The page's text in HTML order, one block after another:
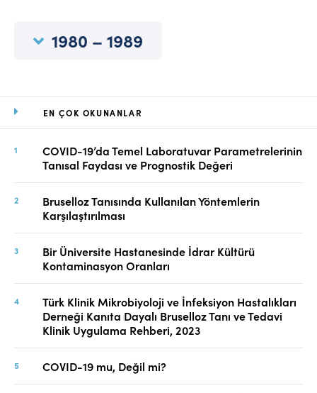
EN ÇOK OKUNANLAR
COVID-19’da Temel Laboratuvar Parametrelerinin
Tanısal Faydası ve Prognostik Değeri
Bruselloz Tanısında Kullanılan Yöntemlerin
Karşılaştırılması
Bir Üniversite Hastanesinde İdrar Kültürü
Kontaminasyon Oranları
Türk Klinik Mikrobiyoloji ve İnfeksiyon Hastalıkları
Derneği Kanıta Dayalı Bruselloz Tanı ve Tedavi
Klinik Uygulama Rehberi, 2023
COVID-19 mu, Değil mi?
1980 – 1989